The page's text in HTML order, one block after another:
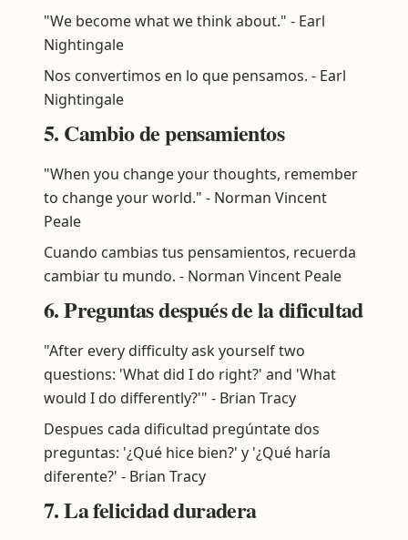
"We become what we think about." - Earl
Nightingale
Nos convertimos en lo que pensamos. - Earl
Nightingale
5. Cambio de pensamientos
"When you change your thoughts, remember
to change your world." - Norman Vincent
Peale
Cuando cambias tus pensamientos, recuerda
cambiar tu mundo. - Norman Vincent Peale
6. Preguntas después de la dificultad
"After every difficulty ask yourself two
questions: 'What did I do right?' and 'What
would I do differently?'" - Brian Tracy
Despues cada dificultad pregúntate dos
preguntas: '¿Qué hice bien?' y '¿Qué haría
diferente?' - Brian Tracy
7. La felicidad duradera